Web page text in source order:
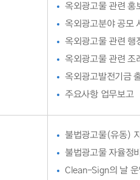
옥외광고물 관련 홍
옥외광고분야 공모
옥외광고물 관련 행
옥외광고물 관련 조
옥외광고발전기금
주요사항 업무보고
불법광고물(유동)
불법광고물 자율정
Clean-Sign의 날 운